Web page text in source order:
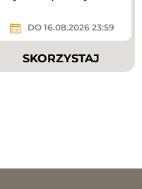
DO 16.08.2026 23:59
SKORZYSTAJ